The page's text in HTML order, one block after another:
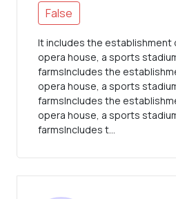
False
It includes the establishment
opera house, a sports
farmsIncludes the
opera house, a sports
farmsIncludes the
opera house, a sports
farmsIncludes t...